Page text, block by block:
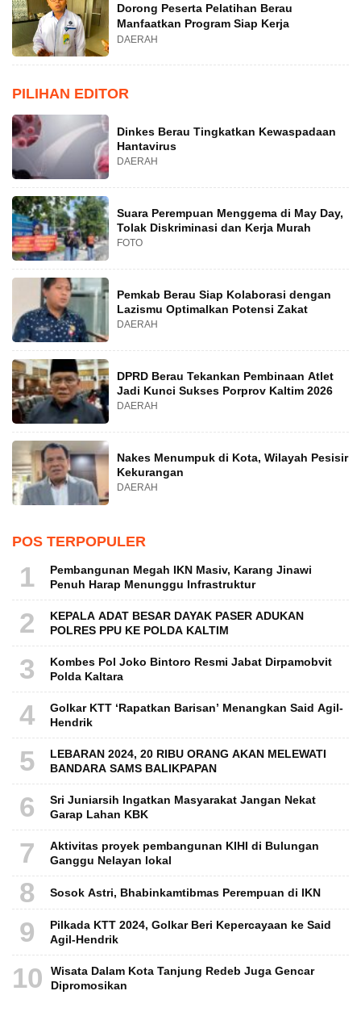
Dorong Peserta Pelatihan Berau
Manfaatkan Program Siap Kerja
DAERAH
PILIHAN EDITOR
Dinkes Berau Tingkatkan Kewaspadaan
Hantavirus
DAERAH
Suara Perempuan Menggema di May Day,
Tolak Diskriminasi dan Kerja Murah
FOTO
Pemkab Berau Siap Kolaborasi dengan
Lazismu Optimalkan Potensi Zakat
DAERAH
DPRD Berau Tekankan Pembinaan Atlet
Jadi Kunci Sukses Porprov Kaltim 2026
DAERAH
Nakes Menumpuk di Kota, Wilayah Pesisir
Kekurangan
DAERAH
POS TERPOPULER
1
Pembangunan Megah IKN Masiv, Karang Jinawi
Penuh Harap Menunggu Infrastruktur
2
KEPALA ADAT BESAR DAYAK PASER ADUKAN
POLRES PPU KE POLDA KALTIM
3
Kombes Pol Joko Bintoro Resmi Jabat Dirpamobvit
Polda Kaltara
4
Golkar KTT ‘Rapatkan Barisan’ Menangkan Said Agil-
Hendrik
5
LEBARAN 2024, 20 RIBU ORANG AKAN MELEWATI
BANDARA SAMS BALIKPAPAN
6
Sri Juniarsih Ingatkan Masyarakat Jangan Nekat
Garap Lahan KBK
7
Aktivitas proyek pembangunan KIHI di Bulungan
Ganggu Nelayan lokal
8 Sosok Astri, Bhabinkamtibmas Perempuan di IKN
9
Pilkada KTT 2024, Golkar Beri Kepercayaan ke Said
Agil-Hendrik
10
Wisata Dalam Kota Tanjung Redeb Juga Gencar
Dipromosikan